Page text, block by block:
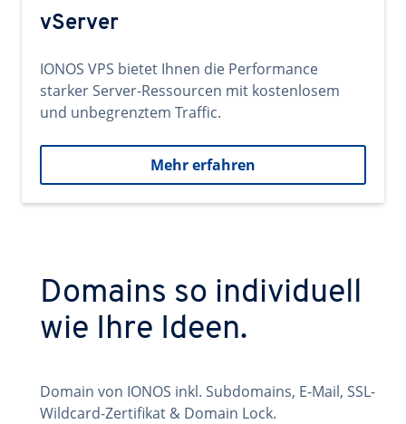
vServer
IONOS VPS bietet Ihnen die Performance
starker Server-Ressourcen mit kostenlosem
und unbegrenztem Traffic.
Mehr erfahren
Domains so individuell
wie Ihre Ideen.
Domain von IONOS inkl. Subdomains, E-Mail, SSL-
Wildcard-Zertifikat & Domain Lock.